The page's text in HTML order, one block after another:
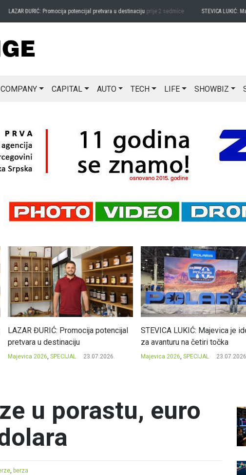
ĐURIĆ: Promocija potencijal pretvara u destinacijuprije 2 sedmice STEVICA LUKIĆ:
COMPANY CAPITAL AUTO TECH LIFE SHOWBIZ
STEVICA LUKIĆ: Majevica je idealna
za avanturu na četiri točka
Majevica 2026, SPECIJAL 23.07.2026.
DRAGAN OSTOJIĆ: Moj
iskovan na Majevici
Majevica 2026,SPECIJAL
u porastu, euro
, berza